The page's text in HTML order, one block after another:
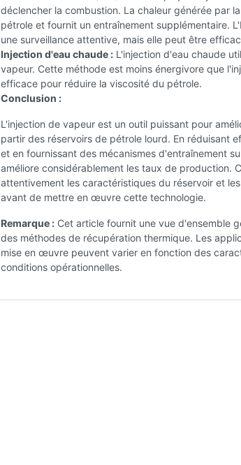
déclencher la combustion. La chaleur générée par
pétrole et fournit un entraînement supplémentaire.
une surveillance attentive, mais elle peut être
Injection d'eau chaude : L'injection d'eau chaude
vapeur. Cette méthode est moins énergivore que
efficace pour réduire la viscosité du pétrole.
Conclusion :
L'injection de vapeur est un outil puissant pour
partir des réservoirs de pétrole lourd. En réduisant
et en fournissant des mécanismes d'entraînement
améliore considérablement les taux de production.
attentivement les caractéristiques du réservoir et
avant de mettre en œuvre cette technologie.
Remarque : Cet article fournit une vue d'ensemble
des méthodes de récupération thermique. Les
mise en œuvre peuvent varier en fonction des
conditions opérationnelles.